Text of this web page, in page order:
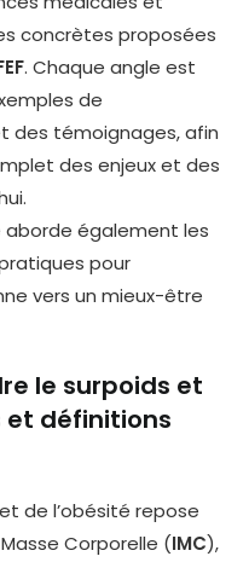
concrètes proposées
. Chaque angle est
de
des témoignages, afin
des enjeux et des
également les
pour
vers un mieux-être
le surpoids et
et définitions
de l’obésité repose
Corporelle (IMC),